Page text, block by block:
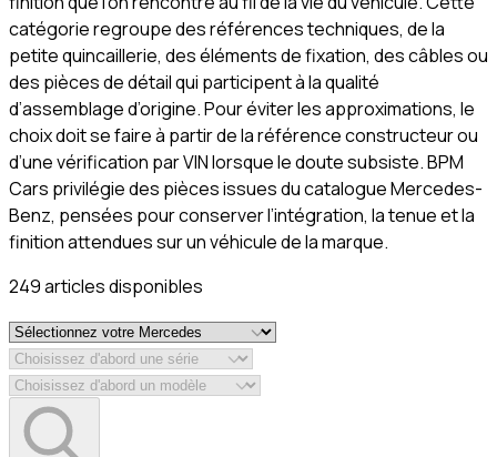
catégorie regroupe des références techniques, de la
petite quincaillerie, des éléments de fixation, des câbles ou
des pièces de détail qui participent à la qualité
d’assemblage d’origine. Pour éviter les approximations, le
choix doit se faire à partir de la référence constructeur ou
d’une vérification par VIN lorsque le doute subsiste. BPM
Cars privilégie des pièces issues du catalogue Mercedes-
Benz, pensées pour conserver l’intégration, la tenue et la
finition attendues sur un véhicule de la marque.
249articlesdisponibles